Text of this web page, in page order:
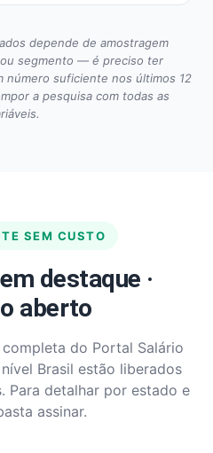
depende de amostragem
segmento — é preciso ter
número suficiente nos últimos 12
a pesquisa com todas as
SEM CUSTO
destaque ·
aberto
do Portal Salário
Brasil estão liberados
Para detalhar por estado e
assinar.